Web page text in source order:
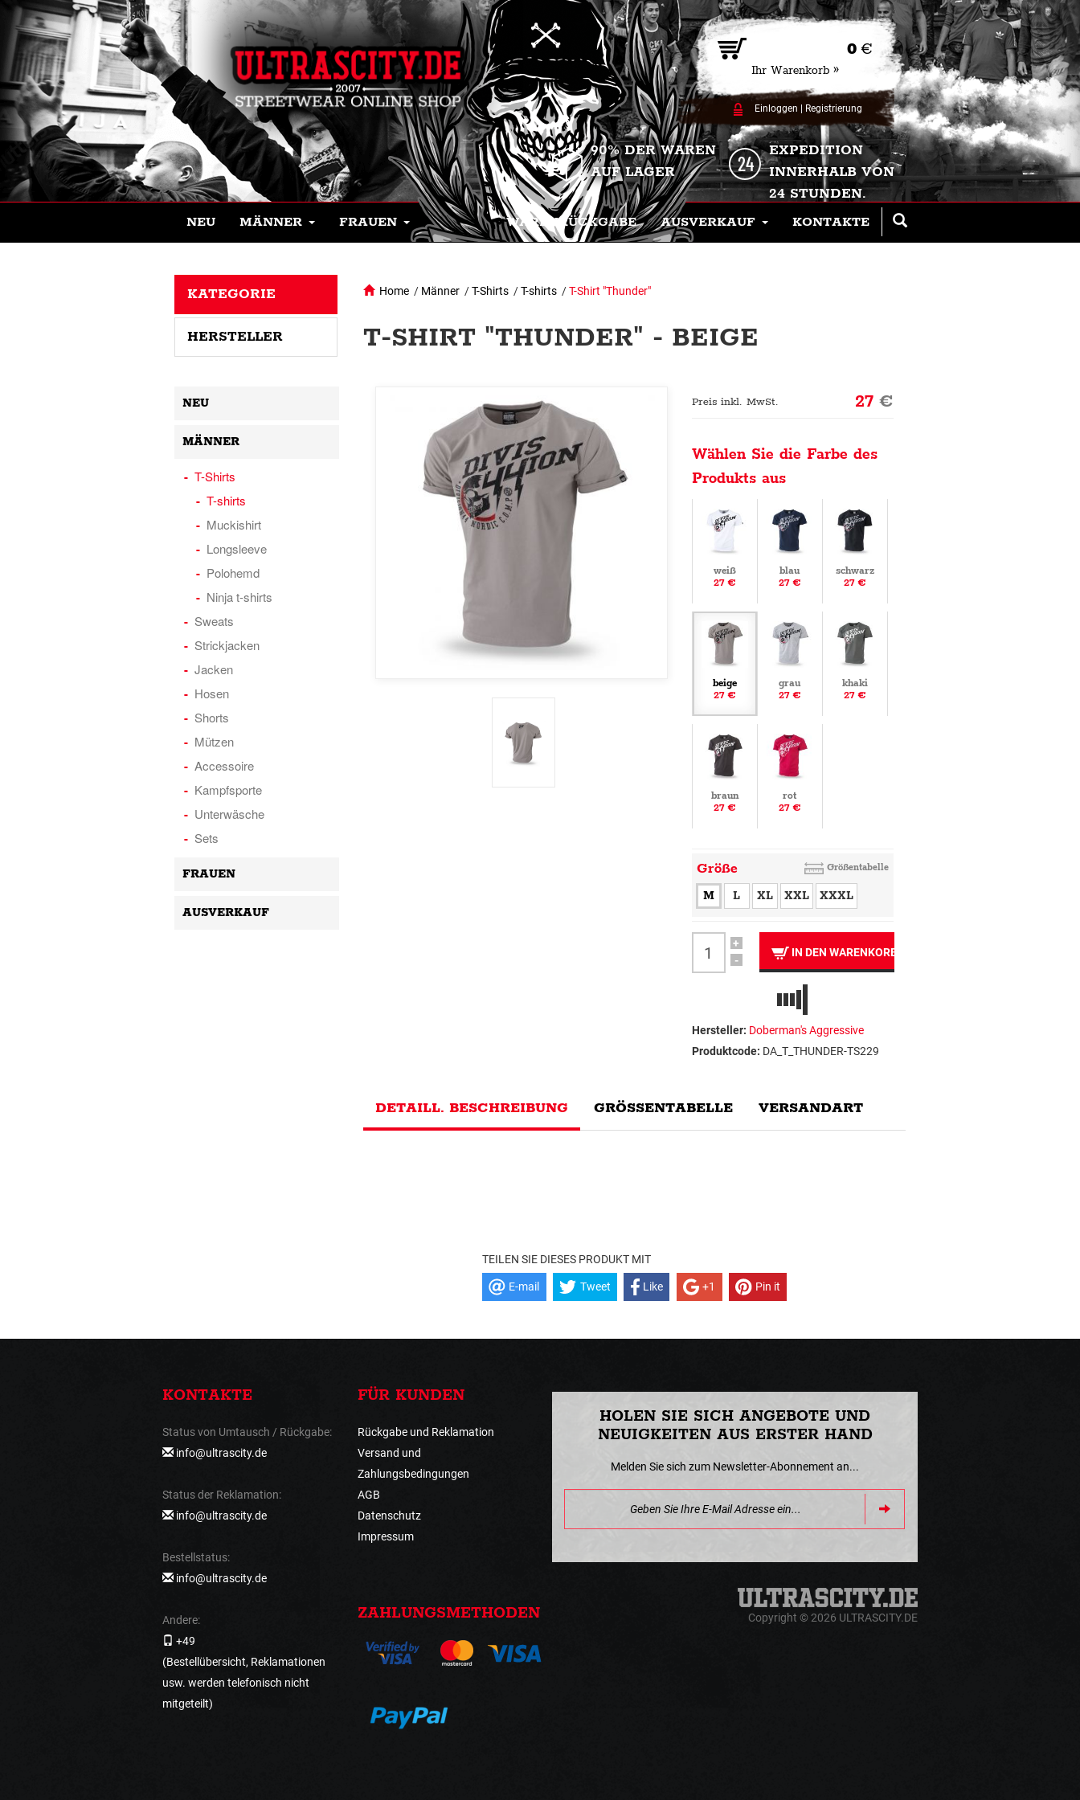
0 €
Ihr Warenkorb »
Einloggen Registrierung
90% DER WAREN
AUF LAGER
EXPEDITION
INNERHALB VON
24 STUNDEN.
NEU MÄNNER FRAUEN WARENRÜCKGABE AUSVERKAUF KONTAKTE
Home / Männer /T-Shirts /T-shirts /T-Shirt "Thunder"
T-SHIRT "THUNDER" - BEIGE
Preis inkl. MwSt. 27€
Wählen Sie die Farbe des
Produkts aus
weiß
27 €
blau
27 €
schwarz
27 €
beige
27 €
grau
27 €
khaki
27 €
braun
27 €
rot
27 €
Größe Größentabelle
M L XL XXL XXXL
+
-
IN DEN WARENKORB
Hersteller: Doberman's Aggressive
Produktcode: DA_T_THUNDER-TS229
DETAILL. BESCHREIBUNG GRÖSSENTABELLE VERSANDART
TEILEN SIE DIESES PRODUKT MIT
E-mail Tweet Like +1 Pin it
KATEGORIE
HERSTELLER
NEU
MÄNNER
T-Shirts
T-shirts
Muckishirt
Longsleeve
Polohemd
Ninja t-shirts
Sweats
Strickjacken
Jacken
Hosen
Shorts
Mützen
Accessoire
Kampfsporte
Unterwäsche
Sets
FRAUEN
AUSVERKAUF
KONTAKTE
Status von Umtausch / Rückgabe:
info@ultrascity.de
Status der Reklamation:
info@ultrascity.de
Bestellstatus:
info@ultrascity.de
Andere:
+49
(Bestellübersicht, Reklamationen
usw. werden telefonisch nicht
mitgeteilt)
FÜR KUNDEN
Rückgabe und Reklamation
Versand und
Zahlungsbedingungen
AGB
Datenschutz
Impressum
ZAHLUNGSMETHODEN
HOLEN SIE SICH ANGEBOTE UND
NEUIGKEITEN AUS ERSTER HAND
Melden Sie sich zum Newsletter-Abonnement an...
Copyright © 2026 ULTRASCITY.DE